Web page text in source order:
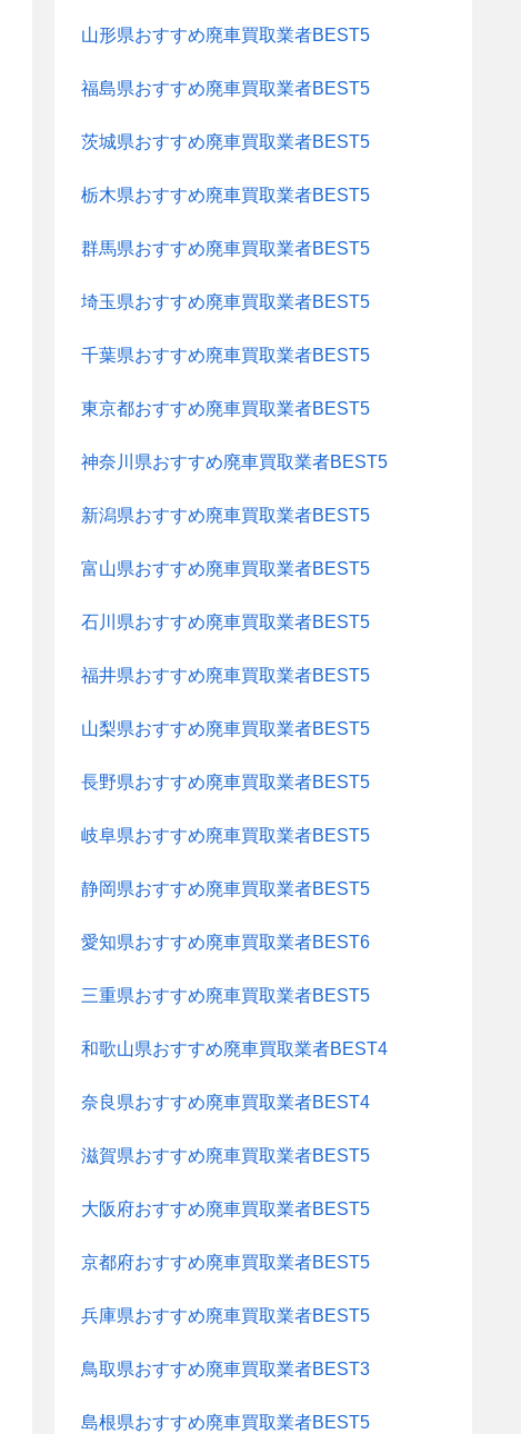
山形県おすすめ廃車買取業者BEST5
福島県おすすめ廃車買取業者BEST5
茨城県おすすめ廃車買取業者BEST5
栃木県おすすめ廃車買取業者BEST5
群馬県おすすめ廃車買取業者BEST5
埼玉県おすすめ廃車買取業者BEST5
千葉県おすすめ廃車買取業者BEST5
東京都おすすめ廃車買取業者BEST5
神奈川県おすすめ廃車買取業者BEST5
新潟県おすすめ廃車買取業者BEST5
富山県おすすめ廃車買取業者BEST5
石川県おすすめ廃車買取業者BEST5
福井県おすすめ廃車買取業者BEST5
山梨県おすすめ廃車買取業者BEST5
長野県おすすめ廃車買取業者BEST5
岐阜県おすすめ廃車買取業者BEST5
静岡県おすすめ廃車買取業者BEST5
愛知県おすすめ廃車買取業者BEST6
三重県おすすめ廃車買取業者BEST5
和歌山県おすすめ廃車買取業者BEST4
奈良県おすすめ廃車買取業者BEST4
滋賀県おすすめ廃車買取業者BEST5
大阪府おすすめ廃車買取業者BEST5
京都府おすすめ廃車買取業者BEST5
兵庫県おすすめ廃車買取業者BEST5
鳥取県おすすめ廃車買取業者BEST3
島根県おすすめ廃車買取業者BEST5